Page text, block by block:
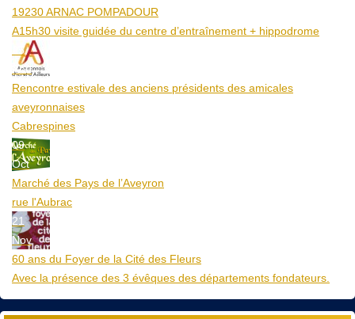
19230 ARNAC POMPADOUR
A15h30 visite guidée du centre d’entraînement + hippodrome
25
Aoû
Rencontre estivale des anciens présidents des amicales
aveyronnaises
Cabrespines
09
Oct
Marché des Pays de l’Aveyron
rue l'Aubrac
21
Nov
60 ans du Foyer de la Cité des Fleurs
Avec la présence des 3 évêques des départements fondateurs.